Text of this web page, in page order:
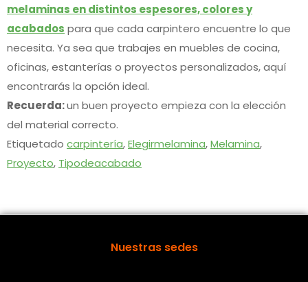
melaminas en distintos espesores, colores y
acabados para que cada carpintero encuentre lo que
necesita. Ya sea que trabajes en muebles de cocina,
oficinas, estanterías o proyectos personalizados, aquí
encontrarás la opción ideal.
Recuerda:un buen proyecto empieza con la elección
del material correcto.
Etiquetado carpintería,Elegirmelamina,Melamina,
Proyecto, Tipodeacabado
Nuestras sedes